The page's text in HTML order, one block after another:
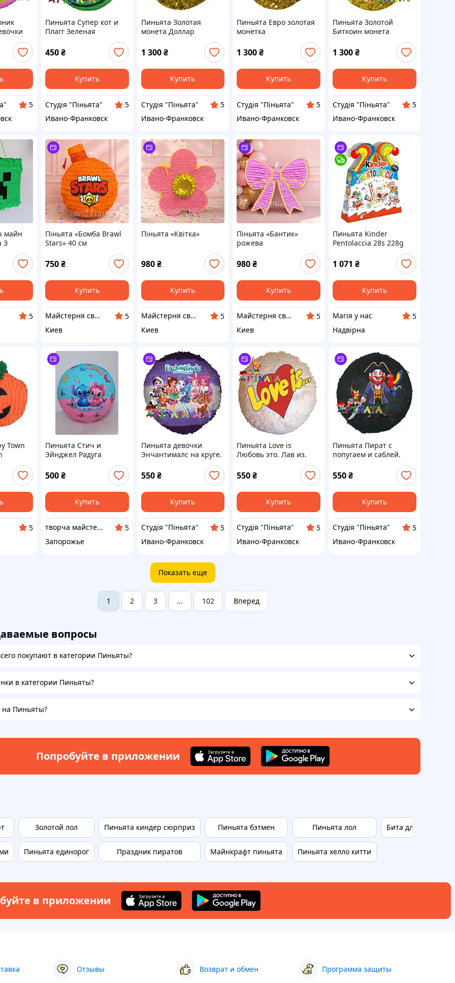
5
Пиньята Супер кот и
Плагг Зеленая
450₴
Купить
Студія "Піньята"
5
Ивано-Франковск
Пиньята Золотая
монета Доллар
1 300 ₴
Купить
Студія "Піньята"
5
Ивано-Франковск
Пиньята Евро золотая
монетка
1 300₴
Купить
Студія "Піньята"
5
Ивано-Франковск
Пиньята Золотой
Биткоин монета
1 300₴
Купить
Студія "Піньята"
5
Ивано-Франковск
майн
З
тнт
5
Піньята «Бомба Brawl
Stars» 40 см
750₴
Купить
Майстерня святкового декору "SunnyDecor"
5
Киев
Піньята «Квітка»
980 ₴
Купить
Майстерня святкового декору "SunnyDecor"
5
Киев
Піньята «Бантик»
рожева
980₴
Купить
Майстерня святкового декору "SunnyDecor"
5
Киев
Пиньята Kinder
Pentolaccia 28s 228g
1 071 ₴
Купить
Магія у нас
5
Надвірна
Town
5
Пиньята Стич и
Эйнджел Радуга
500₴
Купить
творча майстерня НЕОЙКАЙ
5
Запорожье
Пиньята девочки
Энчантималс на круге.
Фиолетовая
550 ₴
Купить
Студія "Піньята"
5
Ивано-Франковск
Пиньята Love is
Любовь это. Лав из.
550₴
Купить
Студія "Піньята"
5
Ивано-Франковск
Пиньята Пират с
попугаем и саблей.
Обхват 125 см черный
550₴
Купить
Студія "Піньята"
5
Ивано-Франковск
Показать еще
1 2 3 ... 102 Вперед
вопросы
покупают в категории Пиньяты?
в категории Пиньяты?
на Пиньяты?
Попробуйте в приложении
Золотой лол
Пиньята единорог
Пиньята киндер сюрприз
Праздник пиратов
Пиньята бэтмен
Майнкрафт пиньята
Пиньята лол
Пиньята хелло китти
Бита для пиньяты
в приложении
Отзывы Возврат и обмен Программа защиты